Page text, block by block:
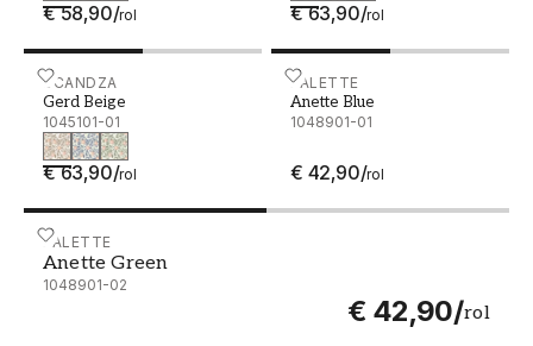
€ 58,90/rol € 63,90/rol
SCANDZA
Gerd Beige
1045101-01
€ 63,90/rol
Gerd Beige - 1045101-01 PALETTE
Anette Blue
1048901-01
€ 42,90/rol
Anette Blue - 1048901-01
PALETTE
Anette Green
1048901-02
€ 42,90/rol
Anette Green - 1048901-02